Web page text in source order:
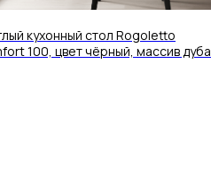
кухонный стол Rogoletto
100, цвет чёрный, массив дуба